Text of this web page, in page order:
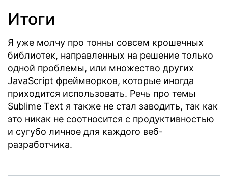
Итоги
Я уже молчу про тонны совсем крошечных
библиотек, направленных на решение только
одной проблемы, или множество других
JavaScript фреймворков, которые иногда
приходится использовать. Речь про темы
Sublime Text я также не стал заводить, так как
это никак не соотносится с продуктивностью
и сугубо личное для каждого веб-
разработчика.